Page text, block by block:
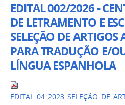
EDITAL 002/2026 -
DE LETRAMENTO E
SELEÇÃO DE ARTIGOS
PARA TRADUÇÃO E/
LÍNGUA ESPANHOLA